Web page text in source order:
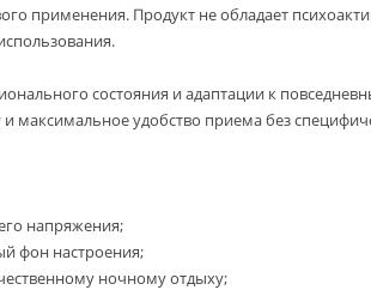
применения. Продукт не обладает
состояния и адаптации к
максимальное удобство приема без
напряжения;
фон настроения;
ночному отдыху;